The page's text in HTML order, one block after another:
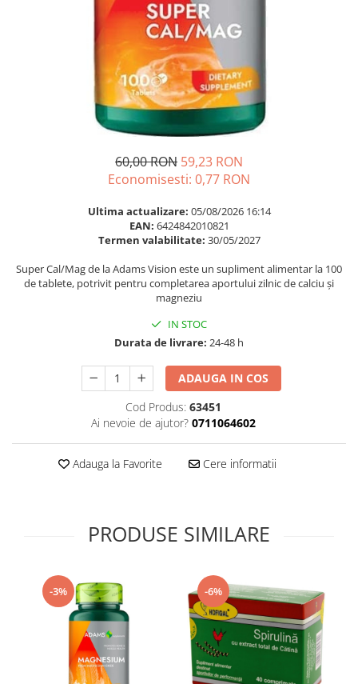
Probiotice si prebiotice
Sanatate urinara
Slabire si control greutate
Supliment Complexe
Supliment Fier
Supliment Vitamina C
Supliment Vitamina D3
Supliment Zinc
Tincturi si Gemoderivate
Tuse gat si respiratie
Balsam masca si tratament
Produse cu SPF Pentru Fata
Repelenti insecte
60,00 RON 59,23 RON
Economisesti: 0,77 RON
Ultima actualizare: 05/08/2026 16:14
EAN: 6424842010821
Termen valabilitate: 30/05/2027
Super Cal/Mag de la Adams Vision este un supliment alimentar la 100
de tablete, potrivit pentru completarea aportului zilnic de calciu și
magneziu
IN STOC
Durata de livrare: 24-48 h
ADAUGA IN COS
Cod Produs: 63451
Ai nevoie de ajutor? 0711064602
Adauga la Favorite Cere informatii
PRODUSE SIMILARE
-3% -6%